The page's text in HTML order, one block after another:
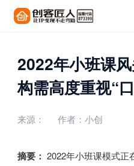
2022年小班课
构需高度重视“
来源： 作者：小创
摘要： 2022年小班课模式正